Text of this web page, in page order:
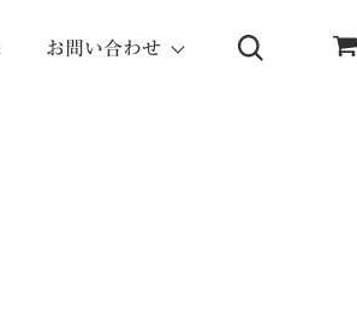
お問い合わせ